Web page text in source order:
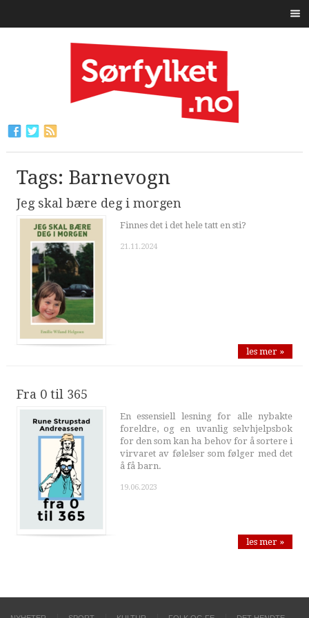
Tags: Barnevogn
Jeg skal bære deg i morgen
Finnes det i det hele tatt en sti?
21.11.2024
les mer »
Fra 0 til 365
En essensiell lesning for alle nybakte
foreldre, og en uvanlig selvhjelpsbok
for den som kan ha behov for å sortere i
virvaret av følelser som følger med det
å få barn.
19.06.2023
les mer »